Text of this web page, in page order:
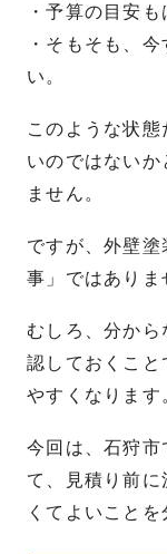
・予算の目安
・そもそも、
い。
このような状
いのではない
ません。
ですが、外壁
事」ではありま
むしろ、分か
認しておくこと
やすくなります
今回は、石狩
て、見積り前
くてよいことを